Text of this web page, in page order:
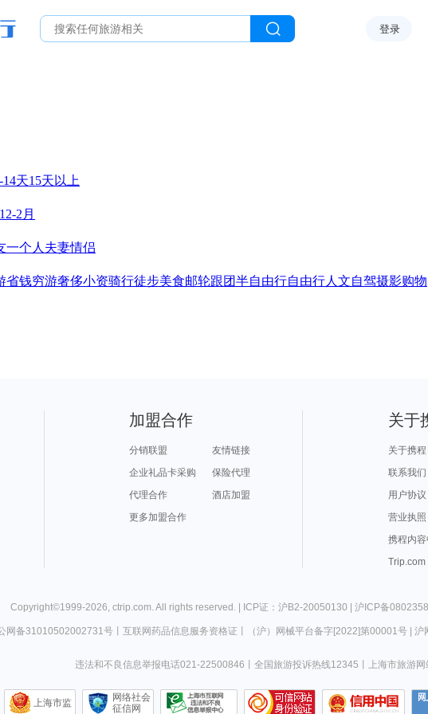
登录
14天15天以上
12-2月
一个人 夫妻情侣
省钱穷游奢侈小资骑行徒步美食邮轮跟团半自由行自由行人文自驾摄影购物
加盟合作
分销联盟
友情链接
企业礼品卡采购
保险代理
代理合作
酒店加盟
更多加盟合作
关于
关于携程
联系我们
用户协议
营业执照
携程内
Trip.com
Copyright©1999-2026, ctrip.com. All rights reserved. | ICP证：沪B2-20050130 | 沪ICP备
网备31010502002731号丨 互联网药品信息服务资格证 （沪）网械平台备字[2022]第00001号| 沪
违法和不良信息举报电话021-22500846 全国旅游投诉热线12345 上海市旅游
上海市监
网络社会
征信网